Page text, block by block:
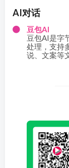
AI对话
豆包AI
豆包AI是字
处理，支持
说、文案等